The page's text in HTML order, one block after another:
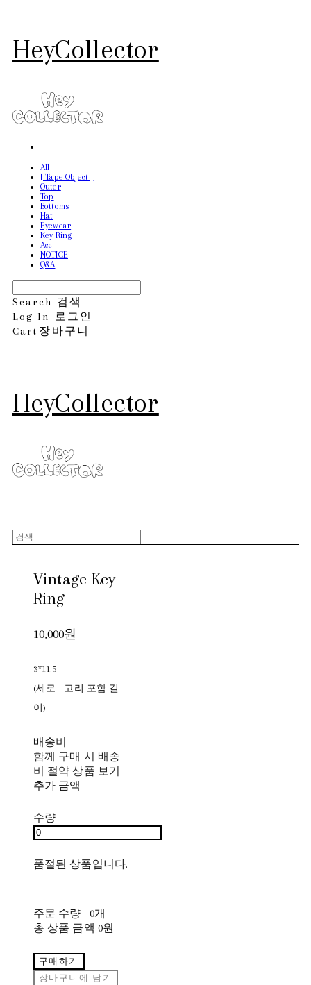
HeyCollector
All
[ Tape Object ]
Outer
Top
Bottoms
Hat
Eyewear
Key Ring
Acc
NOTICE
Q&A
Search 검색
Log In
로그인
Cart 장바구니
HeyCollector
Vintage Key
Ring
10,000원
3*11.5
(세로 - 고리 포함 길
이)
배송비-
함께 구매 시 배송
비 절약 상품 보기
추가 금액
수량
품절된 상품입니다.
주문 수량
0개
총 상품 금액 0원
구매하기
장바구니에 담기